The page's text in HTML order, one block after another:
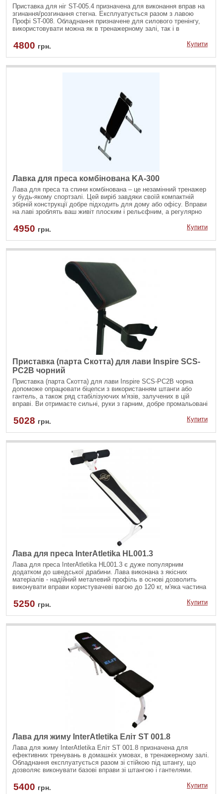
Приставка для ніг ST-005.4 призначена для виконання вправ на
згинання/розгинання стегна. Експлуатується разом з лавою
Профі ST-008. Обладнання призначене для силового тренінгу,
використовувати можна як в тренажерному залі, так і в
профілю, витримує високі навантаження.
4800 грн. Купити
Лавка для преса комбінована KA-300
Лава для преса та спини комбінована – це незамінний тренажер
у будь-якому спортзалі. Цей виріб завдяки своїй компактній
збірній конструкції добре підходить для дому або офісу. Вправи
на лаві зроблять ваш живіт плоским і рельєфним, а регулярно
преса.
4950 грн. Купити
Приставка (парта Скотта) для лави Inspire SCS-
PC2B чорний
Приставка (парта Скотта) для лави Inspire SCS-PC2B чорна
допоможе опрацювати біцепси з використанням штанги або
гантель, а також ряд стабілізуючих м'язів, залучених в цій
вправі. Ви отримаєте сильні, руки з гарним, добре промальовані
приставка встановлюється на регульовану лаву Inspire, має
компактні розміри.
5028 грн. Купити
Лава для преса InterAtletika HL001.3
Лава для преса InterAtletika HL001.3 є дуже популярним
додатком до шведської драбини. Лава виконана з якісних
матеріалів - надійний металевий профіль в основі дозволить
виконувати вправи користувачеві вагою до 120 кг, м'яка частина
високоякісним шкірзамінником.
5250 грн. Купити
Лава для жиму InterAtletika Еліт ST 001.8
Лава для жиму InterAtletika Еліт ST 001.8 призначена для
ефективних тренувань в домашніх умовах, в тренажерному залі.
Обладнання експлуатується разом зі стійкою під штангу, що
дозволяє виконувати базові вправи зі штангою і гантелями.
матеріалів, міцність і надійність роблять виріб потрібним і
популярним.
5400 грн. Купити